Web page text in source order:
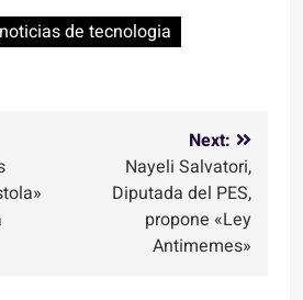
noticias de tecnologia
Next:
Nayeli Salvatori,
Diputada del PES,
propone «Ley
Antimemes»